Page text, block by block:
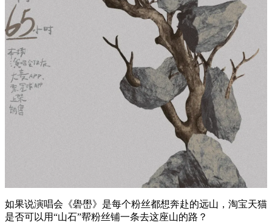
如果说演唱会《礐嶨》是每个粉丝都想奔赴的远山，淘宝天猫
是否可以用“山石”帮粉丝铺一条去这座山的路？